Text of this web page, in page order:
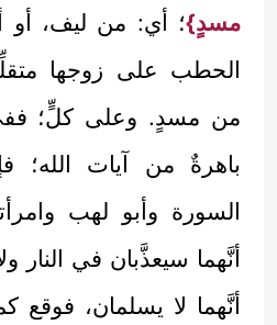
مسدٍ}؛ أي: من ليف، أو
الحطب على زوجها
من مسدٍ. وعلى كلٍّ؛
باهرةٌ من آيات الله؛
السورة وأبو لهب
أنَّهما سيعذَّبان في النار
أنَّهما لا يسلمان، فوقع